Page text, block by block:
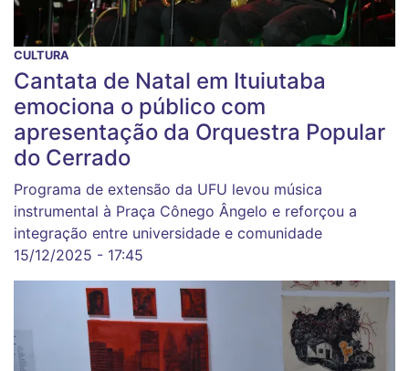
CULTURA
Cantata de Natal em Ituiutaba
emociona o público com
apresentação da Orquestra Popular
do Cerrado
Programa de extensão da UFU levou música
instrumental à Praça Cônego Ângelo e reforçou a
integração entre universidade e comunidade
15/12/2025 - 17:45